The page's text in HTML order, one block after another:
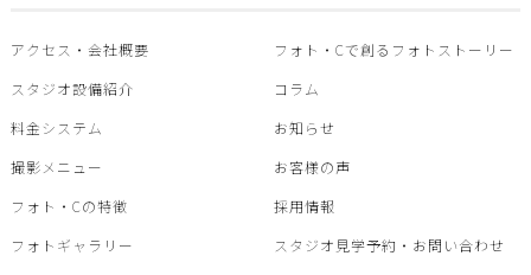
アクセス・会社概要
スタジオ設備紹介
料金システム
撮影メニュー
フォト・Cの特徴
フォトギャラリー
フォト・Cで創るフォトストーリー
コラム
お知らせ
お客様の声
採用情報
スタジオ見学予約・お問い合わせ